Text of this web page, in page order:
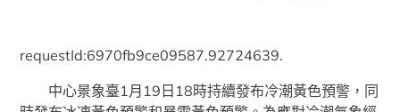
requestId:6970fb9ce09587.92724639.
中心景象臺1月19日18時持續發布冷潮黃色預警，同